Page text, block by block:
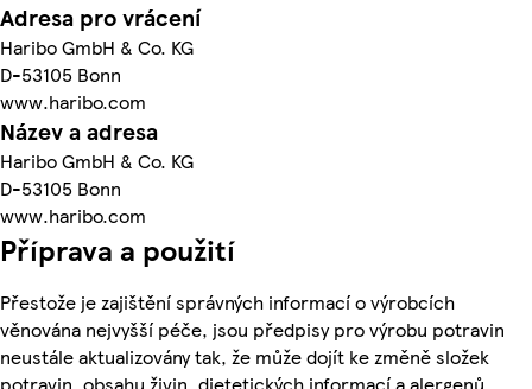
Adresa pro vrácení
Haribo GmbH & Co. KG
D-53105 Bonn
www.haribo.com
Název a adresa
Haribo GmbH & Co. KG
D-53105 Bonn
www.haribo.com
Příprava a použití
Přestože je zajištění správných informací o výrobcích
věnována nejvyšší péče, jsou předpisy pro výrobu potravin
neustále aktualizovány tak, že může dojít ke změně složek